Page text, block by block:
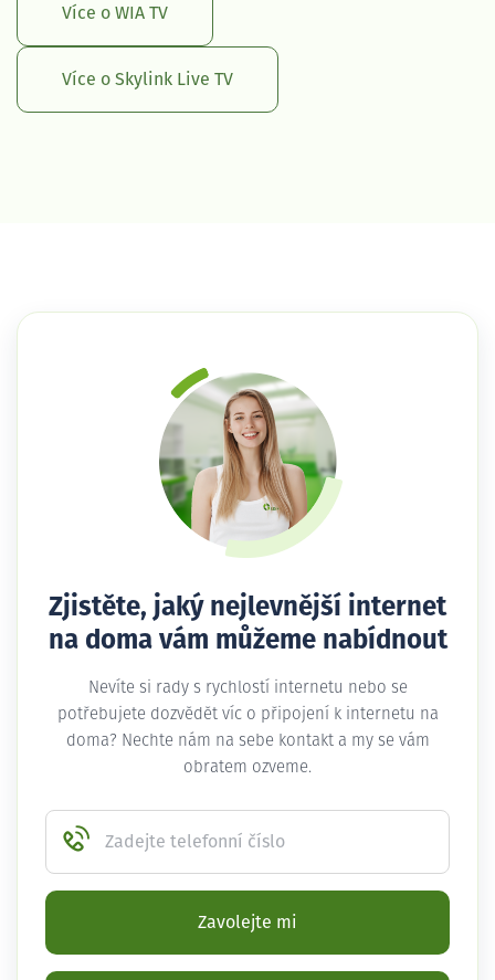
Více o WIA TV
Více o Skylink Live TV
Zjistěte, jaký nejlevnější internet
na doma vám můžeme nabídnout
Nevíte si rady s rychlostí internetu nebo se
potřebujete dozvědět víc o připojení k internetu na
doma? Nechte nám na sebe kontakt a my se vám
obratem ozveme.
Zadejte telefonní číslo
Zavolejte mi